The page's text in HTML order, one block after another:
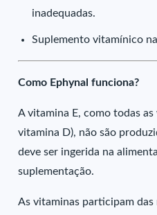
inadequadas.
Suplemento vitamínico
Como Ephynal funciona?
A vitamina E, como todas
vitamina D), não são
deve ser ingerida na
suplementação.
As vitaminas participam das